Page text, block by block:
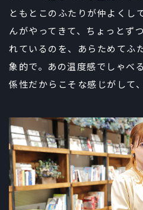
ともとこのふたりが仲よくし
んがやってきて、ちょっとず
れているのを、あらためてふ
象的で。あの温度感でしゃべ
係性だからこそな感じがして